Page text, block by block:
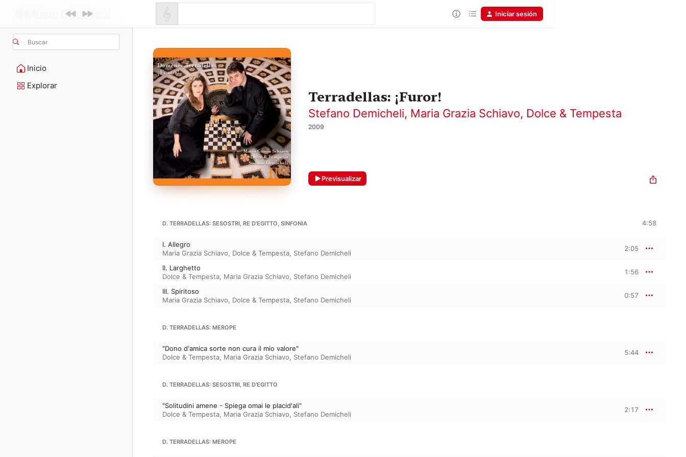
Buscar
Inicio
Explorar
Iniciar sesión
Terradellas: ¡Furor!
Stefano Demicheli, Maria Grazia Schiavo, Dolce & Tempesta
2009
Previsualizar
D. TERRADELLAS: SESOSTRI, RE D'EGITTO, SINFONIA 4:58
I. Allegro
Maria Grazia Schiavo, Dolce & Tempesta, Stefano Demicheli
2:05
II. Larghetto
Dolce & Tempesta, Maria Grazia Schiavo, Stefano Demicheli
1:56
III. Spiritoso
Maria Grazia Schiavo, Dolce & Tempesta, Stefano Demicheli
0:57
D. TERRADELLAS: MEROPE
"Dono d'amica sorte non cura il mio valore"
Dolce & Tempesta, Maria Grazia Schiavo, Stefano Demicheli
5:44
D. TERRADELLAS: SESOSTRI, RE D'EGITTO
"Solitudini amene - Spiega omai le placid'ali"
Dolce & Tempesta, Maria Grazia Schiavo, Stefano Demicheli
2:17
D. TERRADELLAS: MEROPE